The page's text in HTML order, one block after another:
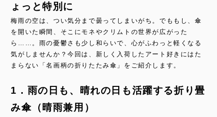
ょっと特別に
梅雨の空は、つい気分まで曇ってしまいがち。でももし、傘
を開いた瞬間、そこにモネやクリムトの世界が広がった
ら……。雨の憂鬱さも少し和らいで、心がふわっと軽くなる
気がしませんか？今回は、新しく入荷したアート好きにはた
まらない「名画柄の折りたたみ傘」をご紹介します。
1．雨の日も、晴れの日も活躍する折り畳
み傘（晴雨兼用）